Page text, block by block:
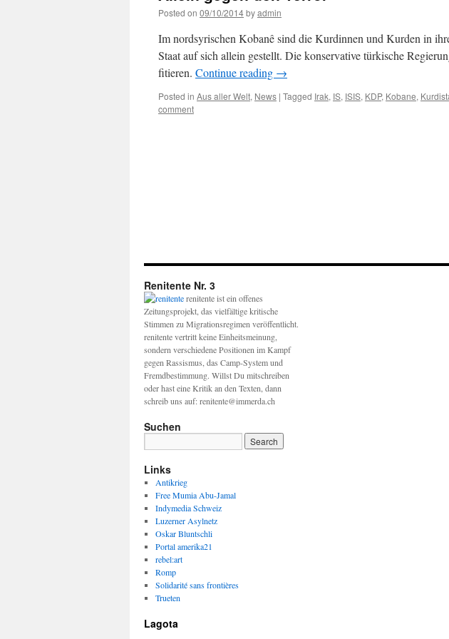
Posted on 09/10/2014byadmin
Im nordsyrischen Kobanê sind die Kurdinnen und Kurden in
Staat auf sich allein gestellt. Die konservative türkische
fitieren. Continue reading →
Posted in Aus aller Welt, News | Tagged Irak, IS, ISIS, KDP, Kobane,
comment
Renitente Nr. 3
renitente ist ein offenes
Zeitungsprojekt, das vielfältige kritische
Stimmen zu Migrationsregimen veröffentlicht.
renitente vertritt keine Einheitsmeinung,
sondern verschiedene Positionen im Kampf
gegen Rassismus, das Camp-System und
Fremdbestimmung. Willst Du mitschreiben
oder hast eine Kritik an den Texten, dann
schreib uns auf: renitente@immerda.ch
Suchen
Links
Antikrieg
Free Mumia Abu-Jamal
Indymedia Schweiz
Luzerner Asylnetz
Oskar Bluntschli
Portal amerika21
rebel:art
Romp
Solidarité sans frontières
Trueten
Lagota